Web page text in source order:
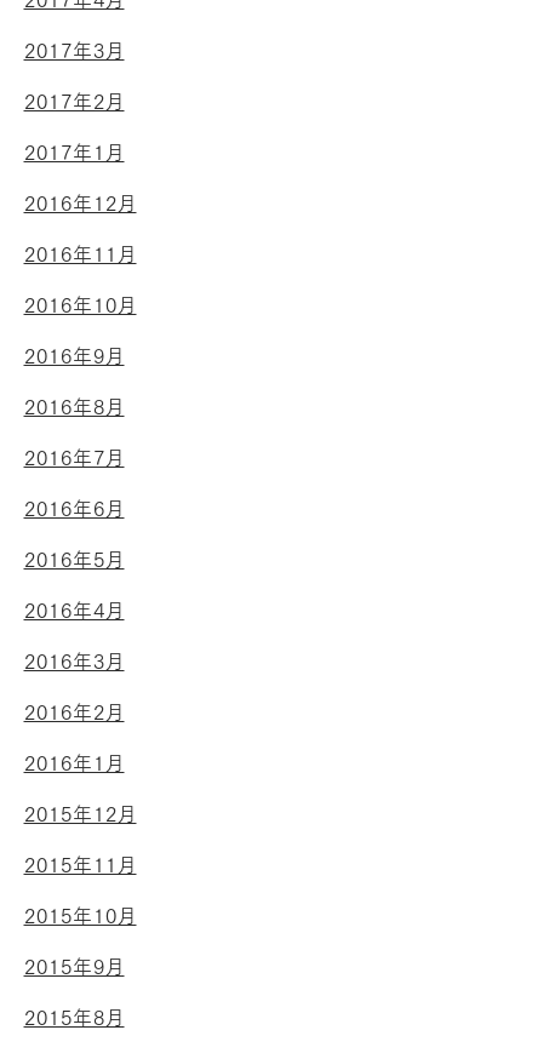
2017年3月
2017年2月
2017年1月
2016年12月
2016年11月
2016年10月
2016年9月
2016年8月
2016年7月
2016年6月
2016年5月
2016年4月
2016年3月
2016年2月
2016年1月
2015年12月
2015年11月
2015年10月
2015年9月
2015年8月